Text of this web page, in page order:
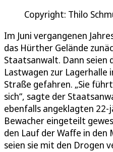
Copyright: Thilo
Im Juni vergangenen
das Hürther Gelände
Staatsanwalt. Dann seien
Lastwagen zur Lagerhalle
Straße gefahren. „Sie
sich“, sagte der
ebenfalls angeklagten 22-
Bewacher eingeteilt
den Lauf der Waffe in den
seien sie mit den Drogen